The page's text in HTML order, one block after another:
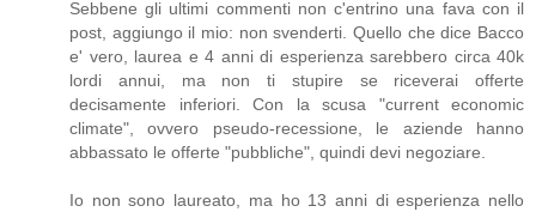
Sebbene gli ultimi commenti non c'entrino una fava con il
post, aggiungo il mio: non svenderti. Quello che dice Bacco
e' vero, laurea e 4 anni di esperienza sarebbero circa 40k
lordi annui, ma non ti stupire se riceverai offerte
decisamente inferiori. Con la scusa "current economic
climate", ovvero pseudo-recessione, le aziende hanno
abbassato le offerte "pubbliche", quindi devi negoziare.
Io non sono laureato, ma ho 13 anni di esperienza nello